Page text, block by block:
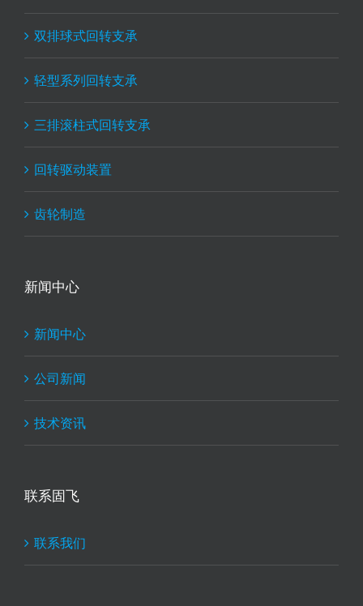
双排球式回转支承
轻型系列回转支承
三排滚柱式回转支承
回转驱动装置
齿轮制造
新闻中心
新闻中心
公司新闻
技术资讯
联系固飞
联系我们